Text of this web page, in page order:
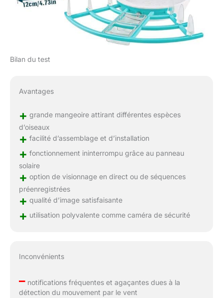
Bilan du test
Avantages
+ grande mangeoire attirant différentes espèces
d’oiseaux
+ facilité d’assemblage et d’installation
+ fonctionnement ininterrompu grâce au panneau
solaire
+ option de visionnage en direct ou de séquences
préenregistrées
+ qualité d’image satisfaisante
+ utilisation polyvalente comme caméra de sécurité
Inconvénients
–notifications fréquentes et agaçantes dues à la
détection du mouvement par le vent